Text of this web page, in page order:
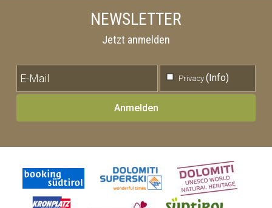
NEWSLETTER
Jetzt anmelden
Privacy(Info)
Anmelden